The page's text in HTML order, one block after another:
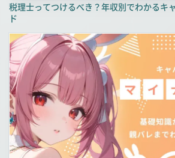
税理士ってつけるべき？年収別でわかるキ
ド